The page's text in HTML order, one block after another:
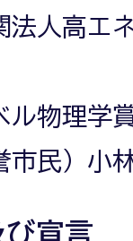
法人高エ
ル物理学
市民）小
宣言